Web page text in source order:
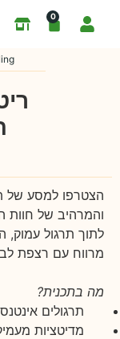
0
הצטרפו למסע של
והמרהיב של חוות
לתוך תרגול עמוק,
מרווח עם רצפת
מה בתכנית?
תרגולים
מדיטציות